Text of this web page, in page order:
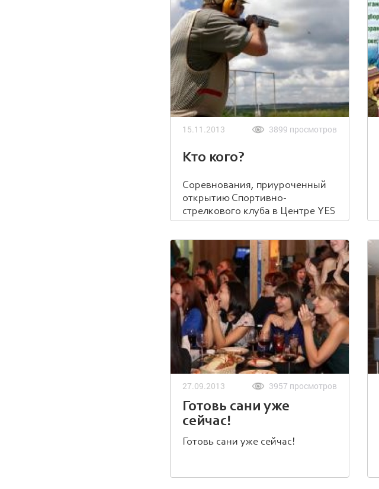
15.11.2013 3899 просмотров
Кто кого?
Соревнования, приуроченный
открытию Спортивно-
стрелкового клуба в Центре YES
27.09.2013 3957 просмотров
Готовь сани уже
сейчас!
Готовь сани уже сейчас!